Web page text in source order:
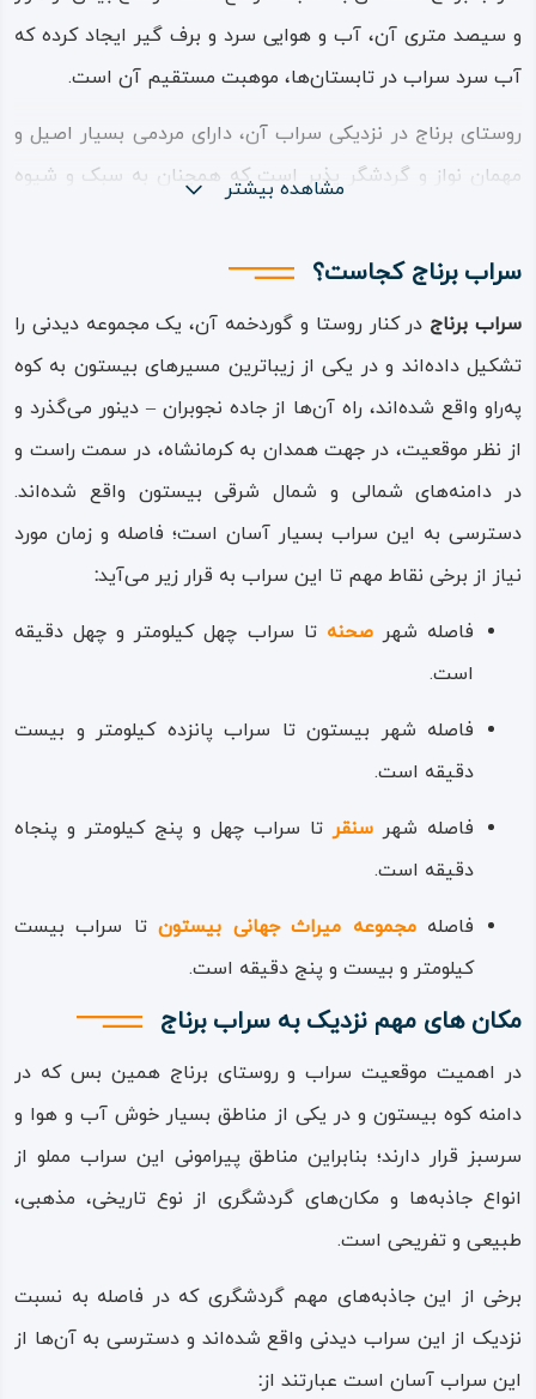
و سیصد متری آن، آب و هوایی سرد و برف گیر ايجاد كرده که
آب سرد سراب در تابستان‌ها، موهبت مستقیم آن است.
روستای برناج در نزدیکی سراب آن، دارای مردمی بسیار اصیل و
مهمان نواز و گردشگر پذیر است که همچنان به سبک و شیوه
باغداری و گاهی نیز دامپروری می‌گذرد و از نظر فرهنگی و آداب
سبزیجات محلی، محصولات لبنی و برخی صنایع دست ساز از
جمله دیگر جاذبه‌های گردشگری هستند که مورد توجه بازدید
کنندگان سراب قرار می‌گیرند و با تهیه این محصولات و خرید
آن‌ها، هم سوغات سفر با خود به خانه می‌برند و هم به اقتصاد
و معیشت میزبانان خود در این مکان گردشگری یاری می‌رسانند.
از طرفی در یکی از کناره‌های سراب برناج، گوردخمه برناج واقع
است و همه ساله در ایام مختلف مورد بازدید بسیاری از
مشاهده بیشتر
سراب برناج کجاست؟
سراب برناج در کنار روستا و گوردخمه آن، یک مجموعه دیدنی را
تشکیل داده‌اند و در یکی از زیباترین مسیرهای بیستون به کوه
په‌راو واقع شده‌اند، راه آن‌ها از جاده نجوبران – دینور می‌گذرد و
از نظر موقعیت، در جهت همدان به کرمانشاه، در سمت راست و
در دامنه‌های شمالی و شمال شرقی بیستون واقع شده‌اند.
دسترسی به این سراب بسیار آسان است؛ فاصله و زمان مورد
نیاز از برخی نقاط مهم تا اين سراب به قرار زیر می‌آید:
فاصله شهرصحنه تا سراب چهل کیلومتر و چهل دقیقه
است.
فاصله شهر بیستون تا سراب پانزده کیلومتر و بیست
دقیقه است.
فاصله شهر سنقرتا سراب چهل‌ و پنج کیلومتر و پنجاه
دقیقه است.
فاصلهمجموعه میراث جهانی بیستونتا سراب بیست
کیلومتر و بیست‌ و پنج دقیقه است.
مکان های مهم نزدیک به سراب برناج
در اهمیت موقعیت سراب و روستای برناج همین بس که در
دامنه کوه بیستون و در یکی از مناطق بسیار خوش‌ آب‌ و هوا و
سرسبز قرار دارند؛ بنابراین مناطق پیرامونی این سراب مملو از
انواع جاذبه‌ها و مکان‌های گردشگری از نوع تاریخی، مذهبی،
طبیعی و تفریحی است.
برخی از این جاذبه‌های مهم گردشگری که در فاصله به نسبت
نزدیک از این سراب دیدنی واقع شده‌اند و دسترسی به آن‌ها از
این سراب آسان است عبارتند از: